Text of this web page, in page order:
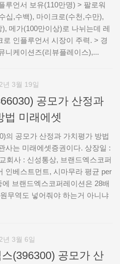
루언서 보유(110만명) > 팔로워
십,수백), 마이크로(수천,수만),
메가(100만이상)로 나뉘는데 레
로 인플루언서 시장이 주력. > 경
니케이션즈(리뷰플레이스),...
년 3월 19일
공모가 산정과
법 미래에셋
의 공모가 산정과 가치평가 방법
사는 미래에셋증권이다. 상장일 :
회사 : 신성통상, 브랜드엑스코퍼
인베스트먼트, 시마무라 평균 per
에 브랜드엑스코퍼레이션은 28배
무역도 넣어줘야 하는거 아니냐
년 3월 6일
(396300) 공모가 산